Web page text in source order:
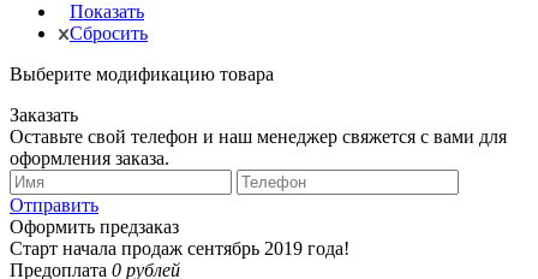
Показать
Сбросить
Выберите модификацию товара
Заказать
Оставьте свой телефон и наш менеджер свяжется с вами для
оформления заказа.
Отправить
Оформить предзаказ
Старт начала продаж сентябрь 2019 года!
Предоплата 0 рублей